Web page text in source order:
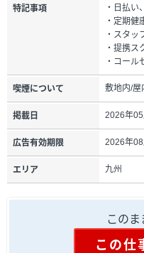
特記事項
・日払い
・定期健
・スタッ
・提携ス
・コール
喫煙について 敷地内/屋
掲載日 2026年05
広告有効期限 2026年08
エリア 九州
このま
この仕